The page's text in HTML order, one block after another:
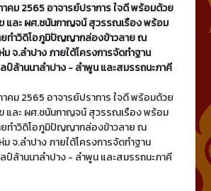
คม 2565 อาจารย์ปราการ ใจดี พร้อมด้วย
และ ผศ.ชนันกาญจน์ สุวรรณเรือง พร้อม
ทำวิดิโอภูมิปัญญากล่องข้าวลาย ณ
ม จ.ลำปาง ภายใต้โครงการจัดทำฐาน
ล้านนาลำปาง - ลำพูน และสมรรถนะภาคี
คม 2565 อาจารย์ปราการ ใจดี พร้อมด้วย
และ ผศ.ชนันกาญจน์ สุวรรณเรือง พร้อม
ทำวิดิโอภูมิปัญญากล่องข้าวลาย ณ
ม จ.ลำปาง ภายใต้โครงการจัดทำฐาน
ป์ล้านนาลำปาง - ลำพูน และสมรรถนะภาคี